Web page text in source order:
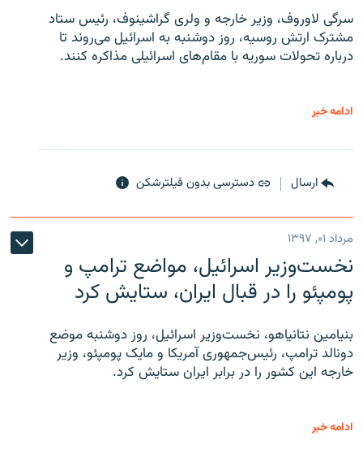
سرگی لاوروف، وزیر خارجه و ولری گراشینوف، رئیس ستاد
مشترک ارتش روسیه، روز دوشنبه به اسرائیل می‌روند تا
درباره تحولات سوریه با مقام‌های اسرائیلی مذاکره کنند.
ادامه خبر
ارسال دسترسی بدون فیلترشکن
مرداد ۰۱, ۱۳۹۷
نخست‌وزیر اسرائیل، مواضع ترامپ و
پومپئو را در قبال ایران، ستایش کرد
بنیامین نتانیاهو، نخست‌وزیر اسرائیل، روز دوشنبه موضع
دونالد ترامپ، رئیس‌جمهوری آمریکا و مایک پومپئو، وزیر
خارجه این کشور را در برابر ایران ستایش کرد.
ادامه خبر